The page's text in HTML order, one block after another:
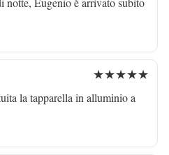
★★★★★
la tapparella in alluminio a